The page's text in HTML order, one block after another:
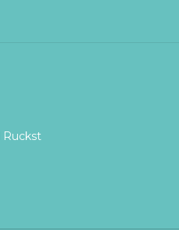
Ruckst